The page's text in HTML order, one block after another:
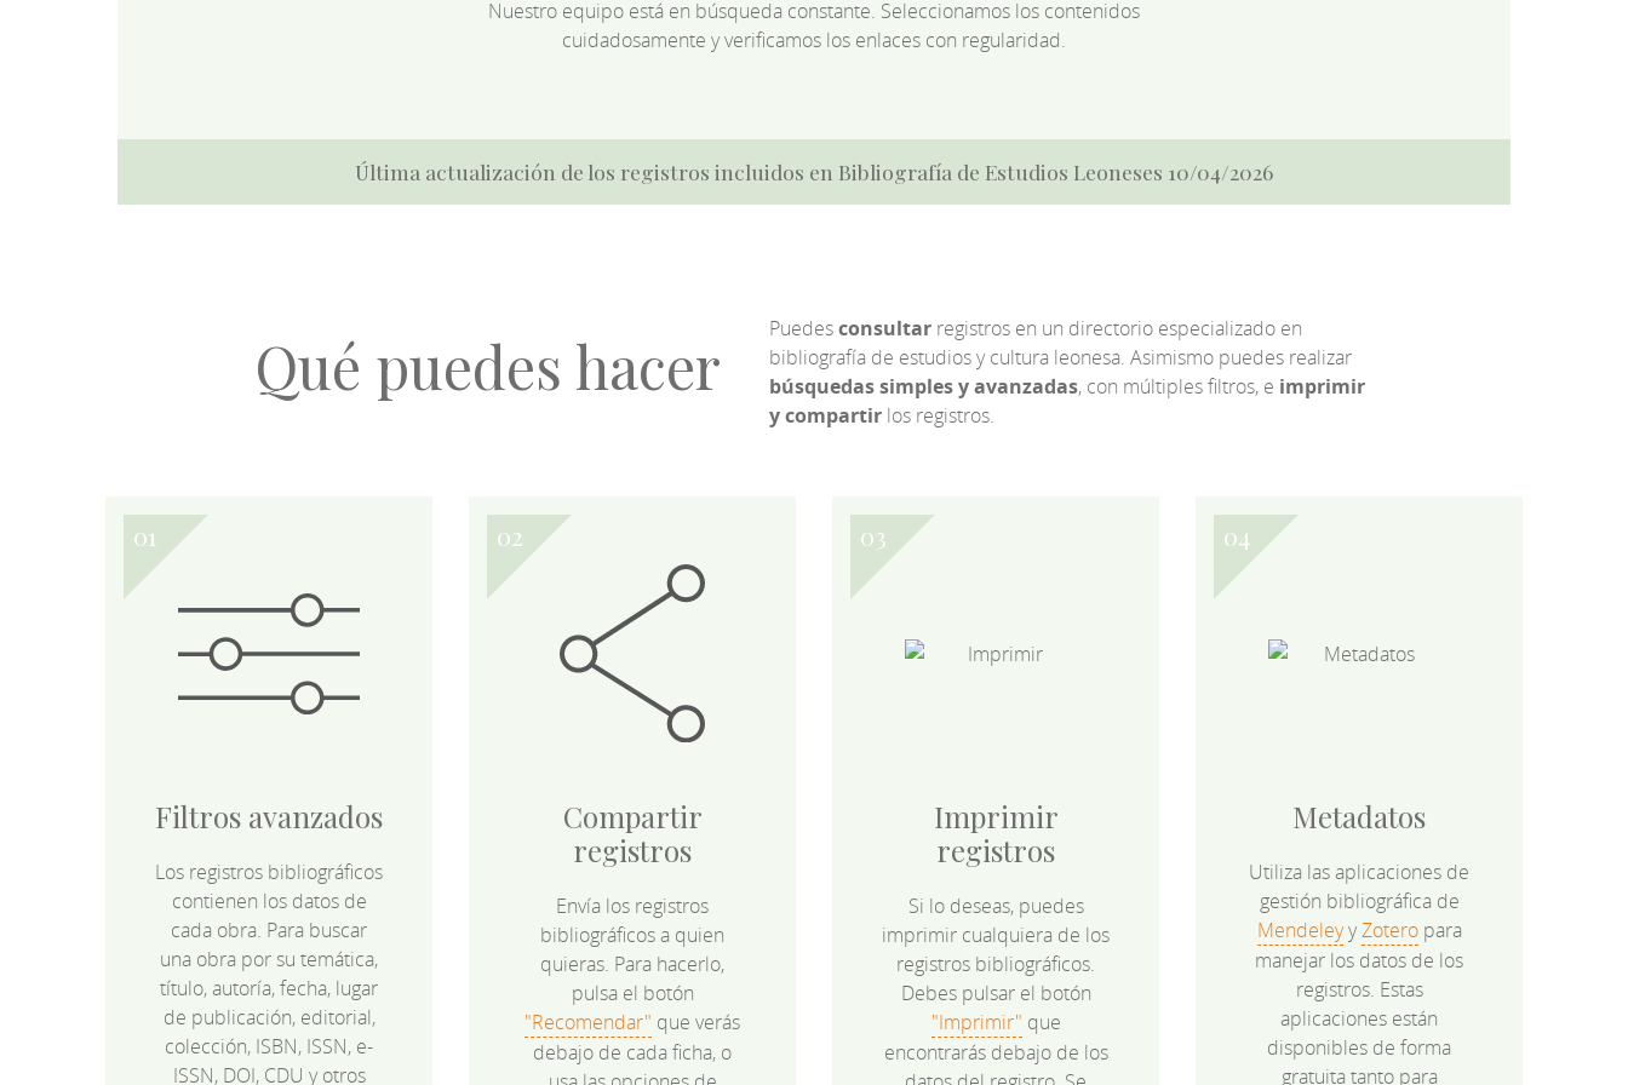
Nuestro equipo está en búsqueda constante. Seleccionamos los contenidos
cuidadosamente y verificamos los enlaces con regularidad.
Última actualización de los registros incluidos en Bibliografía de Estudios Leoneses 10/04/2026
Qué puedes hacer Puedesconsultarregistros en un directorio especializado en
bibliografía de estudios y cultura leonesa. Asimismo puedes realizar
búsquedas simples y avanzadas, con múltiples filtros, e imprimir
y compartirlos registros.
Filtros avanzados
Los registros bibliográficos
contienen los datos de
cada obra. Para buscar
una obra por su temática,
título, autoría, fecha, lugar
de publicación, editorial,
colección, ISBN, ISSN, e-
ISSN, DOI, CDU y otros
Compartir
registros
Envía los registros
bibliográficos a quien
quieras. Para hacerlo,
pulsa el botón
"Recomendar" que verás
debajo de cada ficha, o
Imprimir
registros
Si lo deseas, puedes
imprimir cualquiera de los
registros bibliográficos.
Debes pulsar el botón
"Imprimir" que
encontrarás debajo de los
Metadatos
Utiliza las aplicaciones de
gestión bibliográfica de
MendeleyyZoteropara
manejar los datos de los
registros. Estas
aplicaciones están
disponibles de forma
gratuita tanto para